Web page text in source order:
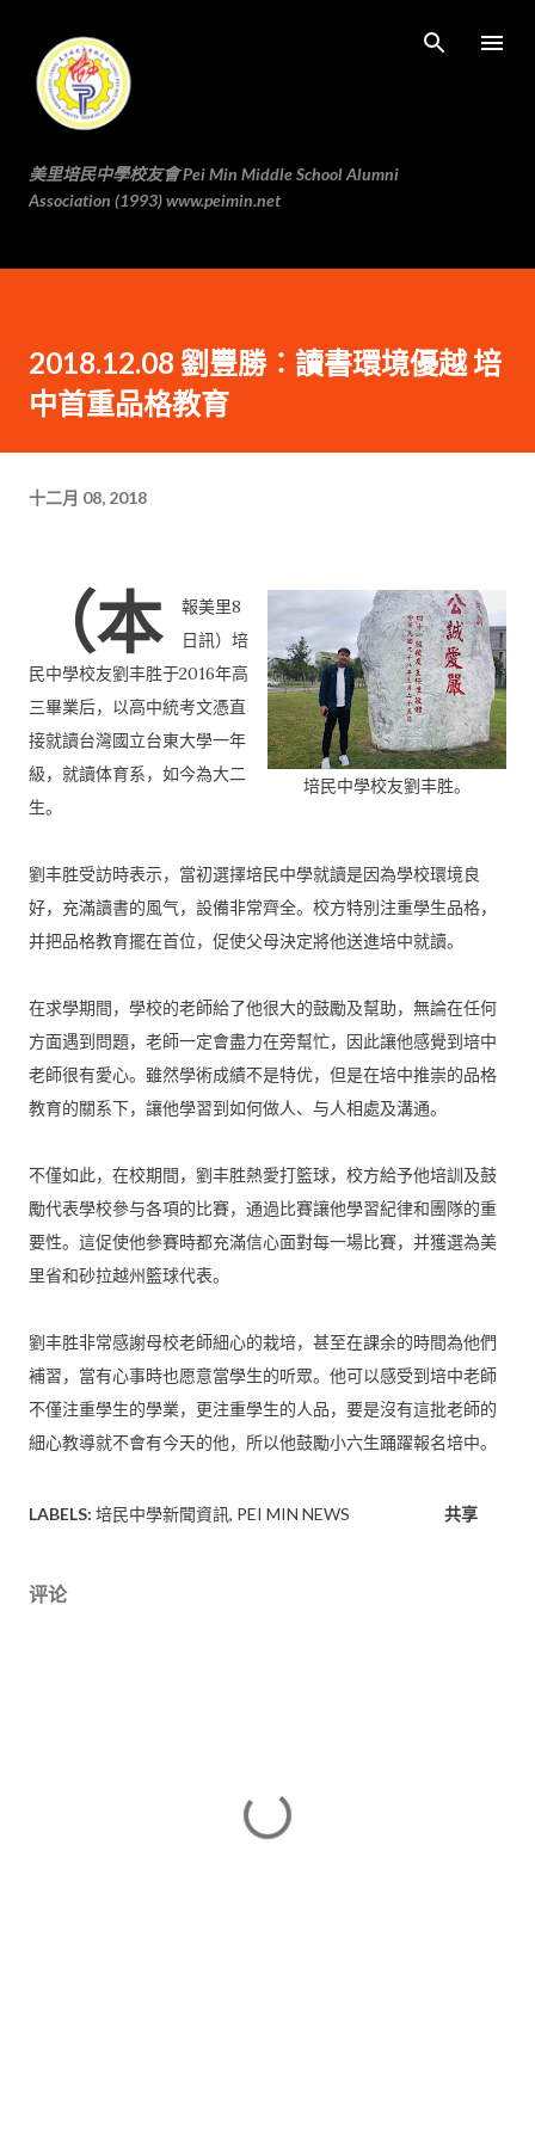
美里培民中學校友會 Pei Min Middle School Alumni
Association (1993) www.peimin.net
2018.12.08 劉豐勝︰讀書環境優越 培
中首重品格教育
十二月 08, 2018
培民中學校友劉丰胜。
（本
報美里8
日訊）培
民中學校友劉丰胜于2016年高
三畢業后， 以高中統考文憑直
接就讀台灣國立台東大學一年
級，就讀体育系， 如今為大二
生。
劉丰胜受訪時表示，當初選擇培民中學就讀是因為學校環境良
好， 充滿讀書的風气，設備非常齊全。校方特別注重學生品格，
并把品格教育擺在首位，促使父母決定將他送進培中就讀。
在求學期間，學校的老師給了他很大的鼓勵及幫助， 無論在任何
方面遇到問題，老師一定會盡力在旁幫忙，
因此讓他感覺到培中
老師很有愛心。雖然學術成績不是特优， 但是在培中推崇的品格
教育的關系下，讓他學習到如何做人、 与人相處及溝通。
不僅如此，在校期間，劉丰胜熱愛打籃球， 校方給予他培訓及鼓
勵代表學校參与各項的比賽， 通過比賽讓他學習紀律和團隊的重
要性。 這促使他參賽時都充滿信心面對每一場比賽， 并獲選為美
里省和砂拉越州籃球代表。
劉丰胜非常感謝母校老師細心的栽培， 甚至在課余的時間為他們
補習，當有心事時也愿意當學生的听眾。 他可以感受到培中老師
不僅注重學生的學業，更注重學生的人品， 要是沒有這批老師的
細心教導就不會有今天的他， 所以他鼓勵小六生踊躍報名培中。
LABELS: 培民中學新聞資訊 PEI MIN NEWS 共享
评论